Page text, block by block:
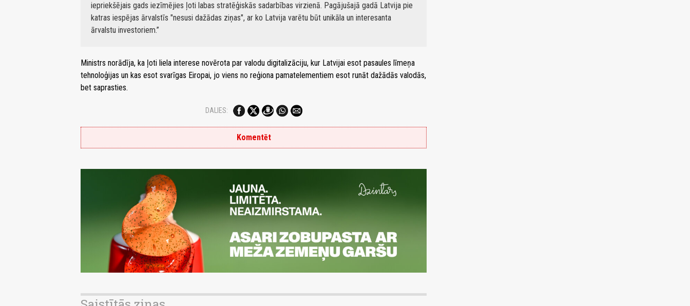
iepriekšējais gads iezīmējies ļoti labas stratēģiskās sadarbības virzienā. Pagājušajā gadā Latvija pie
katras iespējas ārvalstīs "nesusi dažādas ziņas", ar ko Latvija varētu būt unikāla un interesanta
ārvalstu investoriem.
Ministrs norādīja, ka ļoti liela interese novērota par valodu digitalizāciju, kur Latvijai esot pasaules līmeņa
tehnoloģijas un kas esot svarīgas Eiropai, jo viens no reģiona pamatelementiem esot runāt dažādās valodās,
bet saprasties.
DALIES:
Komentēt